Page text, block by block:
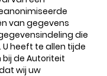
van gegevens
die
heeft te allen tijde
de Autoriteit
wij uw